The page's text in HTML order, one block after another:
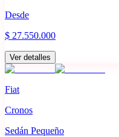
Desde
$ 27.550.000
Ver detalles
Fiat
Cronos
Sedán Pequeño